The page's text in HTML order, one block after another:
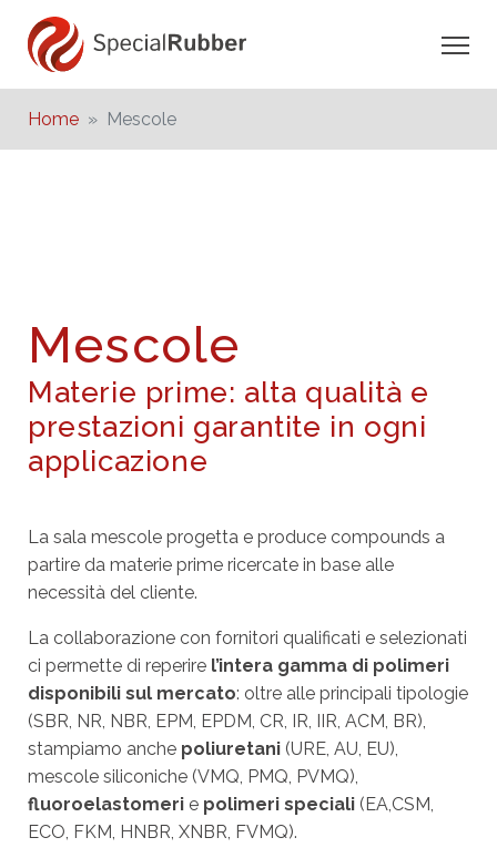
Home Mescole
Mescole
Materie prime: alta qualità e
prestazioni garantite in ogni
applicazione
La sala mescole progetta e produce compounds a
partire da materie prime ricercate in base alle
necessità del cliente.
La collaborazione con fornitori qualificati e selezionati
ci permette di reperire l’intera gamma di polimeri
disponibili sul mercato: oltre alle principali tipologie
(SBR, NR, NBR, EPM, EPDM, CR, IR, IIR, ACM, BR),
stampiamo anche poliuretani (URE, AU, EU),
mescole siliconiche (VMQ, PMQ, PVMQ),
fluoroelastomeri e polimeri speciali (EA,CSM,
ECO, FKM, HNBR, XNBR, FVMQ).